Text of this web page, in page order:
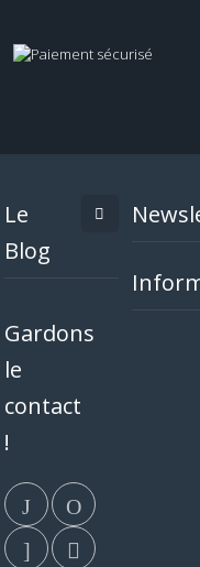
Le
Blog
Gardons
le
contact
!